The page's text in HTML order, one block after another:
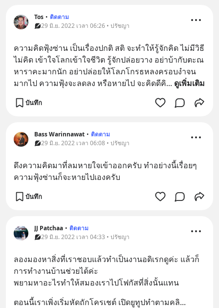
Tos • ติดตาม
29 มิ.ย. 2022 เวลา 06:26 • ปรัชญา
ความคิดฟุ้งซ่าน เป็นเรื่องปกติ สติ จะทำให้รู้จักคิด ไม่มีวิธี
ไม่คิด เข้าใจโลกเข้าใจชีวิต รู้จักปล่อยวาง อย่าบ้ากับตะณ
หาราคะมากนัก อย่าปล่อยให้โลภโกรธหลงครอบงำจน
มากไป ความฟุ้งจะลดลง หรือหายไป จะคิดดีคิ... ดูเพิ่มเติม
บันทึก
Bass Warinnawat • ติดตาม
29 มิ.ย. 2022 เวลา 06:08 • ปรัชญา
ดึงความคิดมาที่ลมหายใจเข้าออกครับ ทำอย่างนี้เรื่อยๆ
ความฟุ้งซ่านก็จะหายไปเองครับ
บันทึก
JJ Patchaa • ติดตาม
29 มิ.ย. 2022 เวลา 04:33 • ปรัชญา
ลองมองหาสิ่งที่เราชอบแล้วทำเป็นงานอดิเรกดูค่ะ แล้วก็
การทำงานบ้านช่วยได้ค่ะ
พยามหาอะไรทำให้สมองเราไปโฟกัสที่สิ่งนั้นแทน
ตอนนี้เราเพิ่งเริ่มหัดถักโครเชต์ เปิดยูทูปทำตามคลิ...